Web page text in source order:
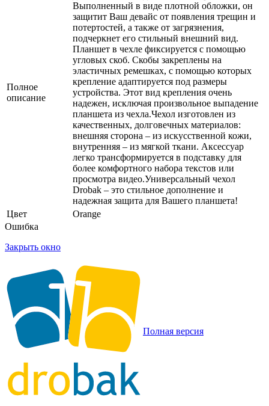
Полное
описание
Выполненный в виде плотной обложки, он
защитит Ваш девайс от появления трещин и
потертостей, а также от загрязнения,
подчеркнет его стильный внешний вид.
Планшет в чехле фиксируется с помощью
угловых скоб. Скобы закреплены на
эластичных ремешках, с помощью которых
крепление адаптируется под размеры
устройства. Этот вид крепления очень
надежен, исключая произвольное выпадение
планшета из чехла.Чехол изготовлен из
качественных, долговечных материалов:
внешняя сторона – из искусственной кожи,
внутренняя – из мягкой ткани. Аксессуар
легко трансформируется в подставку для
более комфортного набора текстов или
просмотра видео.Универсальный чехол
Drobak – это стильное дополнение и
надежная защита для Вашего планшета!
Цвет
Orange
Ошибка
Закрыть окно
Полная версия